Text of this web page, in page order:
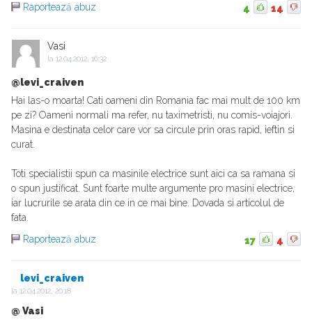
Raportează abuz
4 14
Vasi
la 12.04.2012, 16:32
@levi_craiven
Hai las-o moarta! Cati oameni din Romania fac mai mult de 100 km
pe zi? Oameni normali ma refer, nu taximetristi, nu comis-voiajori.
Masina e destinata celor care vor sa circule prin oras rapid, ieftin si
curat.
Toti specialistii spun ca masinile electrice sunt aici ca sa ramana si
o spun justificat. Sunt foarte multe argumente pro masini electrice,
iar lucrurile se arata din ce in ce mai bine. Dovada si articolul de
fata.
Raportează abuz
17 4
levi_craiven
la 12.04.2012, 20:18
@ Vasi